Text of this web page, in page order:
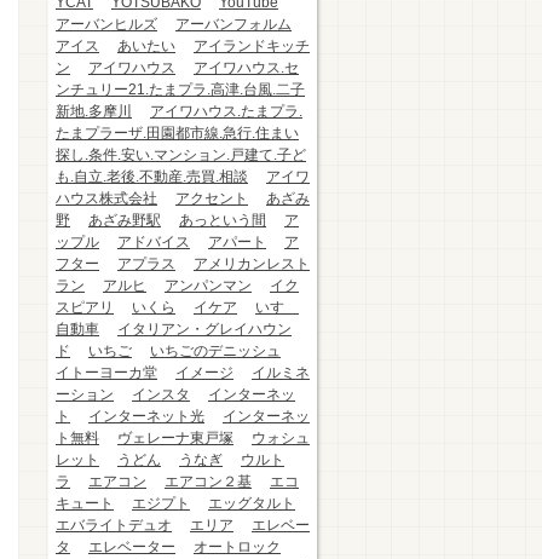
アーバンヒルズ
アーバンフォルム
アイス
あいたい
アイランドキッチ
ン
アイワハウス
アイワハウス.セ
ンチュリー21.たまプラ.高津.台風.二子
新地.多摩川
アイワハウス.たまプラ.
たまプラーザ.田園都市線.急行.住まい
探し.条件.安い.マンション.戸建て.子ど
も.自立.老後.不動産.売買.相談
アイワ
ハウス株式会社
アクセント
あざみ
野
あざみ野駅 あっという間
ア
ップル
アドバイス アパート
ア
フター
アプラス
アメリカンレスト
ラン
アルヒ アンパンマン
イク
スピアリ
いくら イケア
いすゞ
自動車
イタリアン・グレイハウン
ド
いちご
いちごのデニッシュ
イトーヨーカ堂
イメージ
イルミネ
ーション
インスタ
インターネッ
ト
インターネット光
インターネッ
ト無料
ヴェレーナ東戸塚
ウォシュ
レット
うどん うなぎ
ウルト
ラ
エアコン エアコン２基
エコ
キュート
エジプト
エッグタルト
エバライトデュオ
エリア
エレベー
タ
エレベーター
オートロック